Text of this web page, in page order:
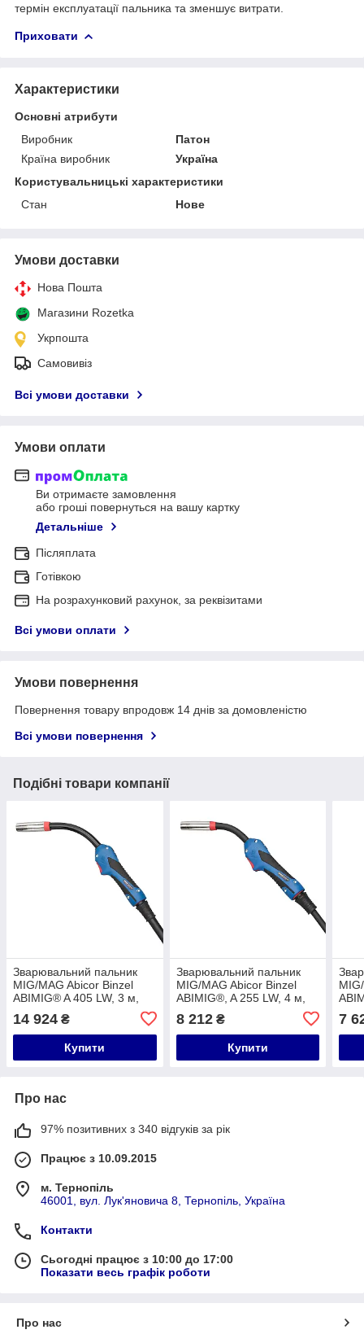
термін експлуатації пальника та зменшує витрати.
Приховати
Характеристики
Основні атрибути
Виробник
Патон
Країна виробник
Україна
Користувальницькі характеристики
Стан
Нове
Умови доставки
Нова Пошта
Магазини Rozetka
Укрпошта
Самовивіз
Всі умови доставки
Умови оплати
Ви отримаєте замовлення
або гроші повернуться на вашу картку
Детальніше
Післяплата
Готівкою
На розрахунковий рахунок, за реквізитами
Всі умови оплати
Умови повернення
Повернення товару впродовж 14 днів за домовленістю
Всі умови повернення
Подібні товари компанії
Зварювальний пальник
MIG/MAG Abicor Binzel
ABIMIG® A 405 LW, 3 м,
14 924 ₴
Купити
Зварювальний пальник
MIG/MAG Abicor Binzel
ABIMIG®, A 255 LW, 4 м,
8 212₴
Купити
7
Про нас
97% позитивних з 340 відгуків за рік
Працює з 10.09.2015
м. Тернопіль
46001, вул. Лук'яновича 8, Тернопіль, Україна
Контакти
Сьогодні працює з 10:00 до 17:00
Показати весь графік роботи
Про нас